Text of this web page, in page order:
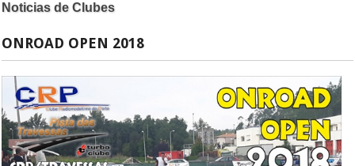
Noticias de Clubes
ONROAD OPEN 2018